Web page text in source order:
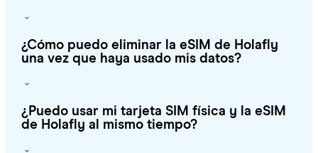
¿Cómo puedo eliminar la eSIM de Holafly
una vez que haya usado mis datos?
¿Puedo usar mi tarjeta SIM física y la eSIM
de Holafly al mismo tiempo?